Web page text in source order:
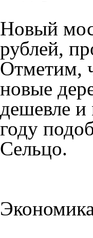
Новый
рублей,
Отметим,
новые
дешевле
году
Сельцо.